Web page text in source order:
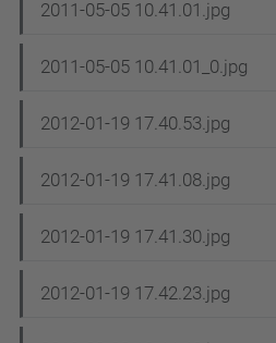
2011-05-05 10.41.01.jpg
2011-05-05 10.41.01_0.jpg
2012-01-19 17.40.53.jpg
2012-01-19 17.41.08.jpg
2012-01-19 17.41.30.jpg
2012-01-19 17.42.23.jpg